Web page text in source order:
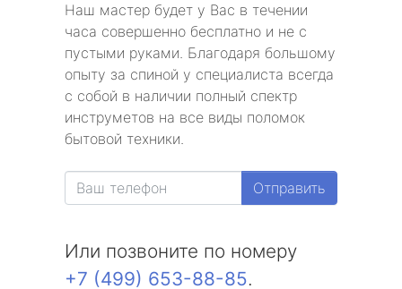
Наш мастер будет у Вас в течении
часа совершенно бесплатно и не с
пустыми руками. Благодаря большому
опыту за спиной у специалиста всегда
с собой в наличии полный спектр
инструметов на все виды поломок
бытовой техники.
Отправить
Или позвоните по номеру
+7 (499) 653-88-85.